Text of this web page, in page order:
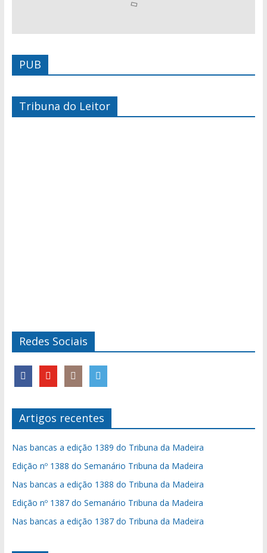
PUB
Tribuna do Leitor
Redes Sociais
Artigos recentes
Nas bancas a edição 1389 do Tribuna da Madeira
Edição nº 1388 do Semanário Tribuna da Madeira
Nas bancas a edição 1388 do Tribuna da Madeira
Edição nº 1387 do Semanário Tribuna da Madeira
Nas bancas a edição 1387 do Tribuna da Madeira